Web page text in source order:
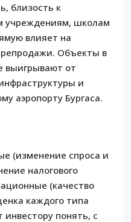
близость к
учреждениям, школам
влияет на
Объекты в
выигрывают от
и
аэропорту Бургаса.
(изменение спроса и
налогового
(качество
каждого типа
инвестору понять, с